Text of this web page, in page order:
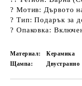
? Мотив: Дървото
? Тип: Подарък за
? Опаковка:
Материал:
Керамика
Щампа:
Двустранно